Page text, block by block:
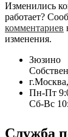
Изменились
работает?
комментариев
изменения.
Зюзино
Пн-Пт
Сб-Вс
Служба